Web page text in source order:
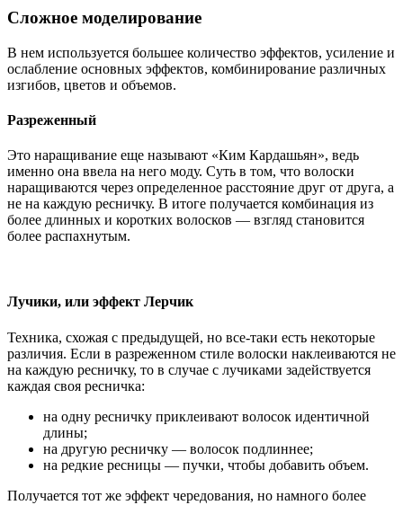
Сложное моделирование
В нем используется большее количество эффектов, усиление и
ослабление основных эффектов, комбинирование различных
изгибов, цветов и объемов.
Разреженный
Это наращивание еще называют «Ким Кардашьян», ведь
именно она ввела на него моду. Суть в том, что волоски
наращиваются через определенное расстояние друг от друга, а
не на каждую ресничку. В итоге получается комбинация из
более длинных и коротких волосков — взгляд становится
более распахнутым.
Лучики, или эффект Лерчик
Техника, схожая с предыдущей, но все-таки есть некоторые
различия. Если в разреженном стиле волоски наклеиваются не
на каждую ресничку, то в случае с лучиками задействуется
каждая своя ресничка:
на одну ресничку приклеивают волосок идентичной
длины;
на другую ресничку — волосок подлиннее;
на редкие ресницы — пучки, чтобы добавить объем.
Получается тот же эффект чередования, но намного более